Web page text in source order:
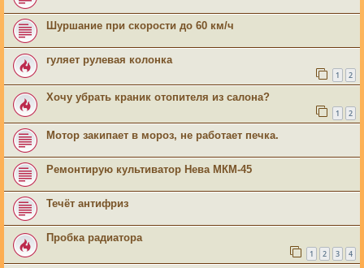
Шуршание при скорости до 60 км/ч
гуляет рулевая колонка
1 2
Хочу убрать краник отопителя из салона?
1 2
Мотор закипает в мороз, не работает печка.
Ремонтирую культиватор Нева МКМ-45
Течёт антифриз
Пробка радиатора
1 2 3 4